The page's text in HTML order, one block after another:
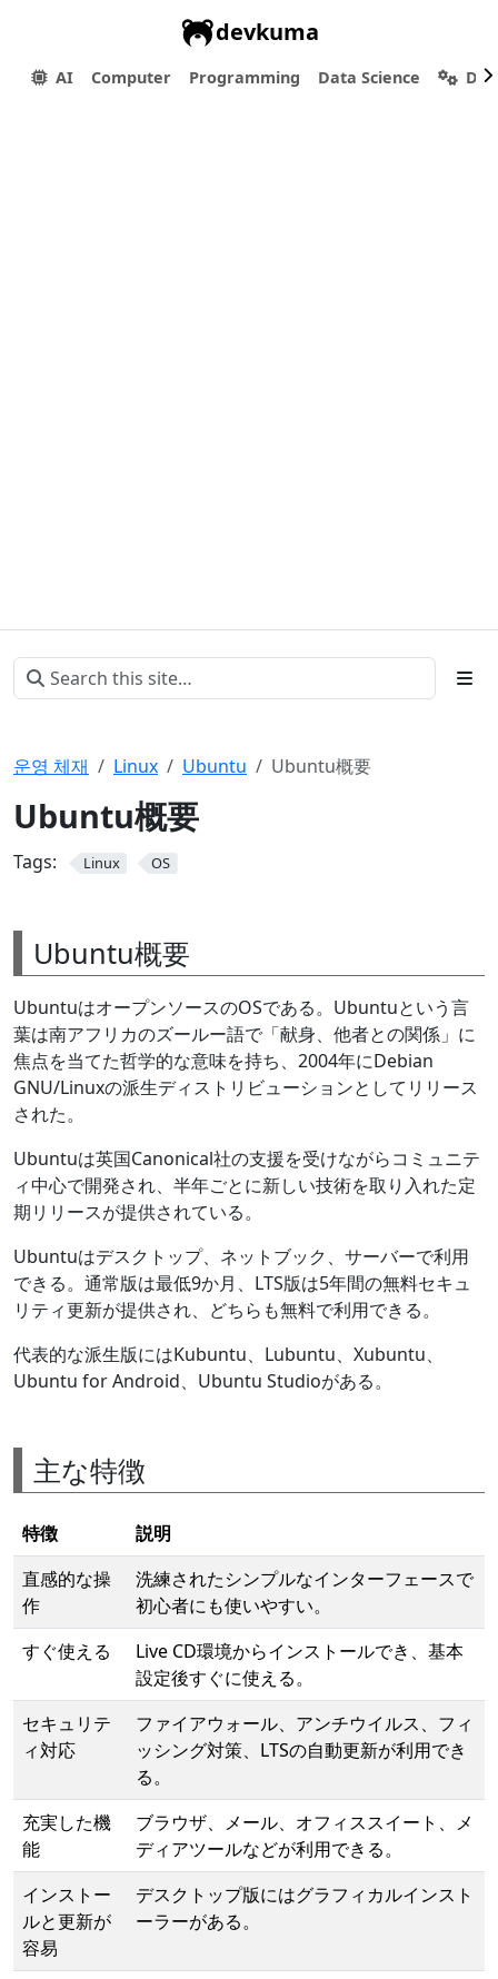
devkuma
AI Computer Programming Data Science
운영 체재 Linux Ubuntu Ubuntu概要
Ubuntu概要
Tags: Linux OS
Ubuntu概要
UbuntuはオープンソースのOSである。Ubuntuという言
葉は南アフリカのズールー語で「献身、他者との関係」に
焦点を当てた哲学的な意味を持ち、2004年にDebian
GNU/Linuxの派生ディストリビューションとしてリリース
された。
Ubuntuは英国Canonical社の支援を受けながらコミュニテ
ィ中心で開発され、半年ごとに新しい技術を取り入れた定
期リリースが提供されている。
Ubuntuはデスクトップ、ネットブック、サーバーで利用
できる。通常版は最低9か月、LTS版は5年間の無料セキュ
リティ更新が提供され、どちらも無料で利用できる。
代表的な派生版にはKubuntu、Lubuntu、Xubuntu、
Ubuntu for Android、Ubuntu Studioがある。
主な特徴
特徴
説明
直感的な操
作
洗練されたシンプルなインターフェースで
初心者にも使いやすい。
すぐ使える
Live CD環境からインストールでき、基本
設定後すぐに使える。
セキュリテ
ィ対応
ファイアウォール、アンチウイルス、フィ
ッシング対策、LTSの自動更新が利用でき
る。
充実した機
能
ブラウザ、メール、オフィススイート、メ
ディアツールなどが利用できる。
インストー
ルと更新が
容易
デスクトップ版にはグラフィカルインスト
ーラーがある。